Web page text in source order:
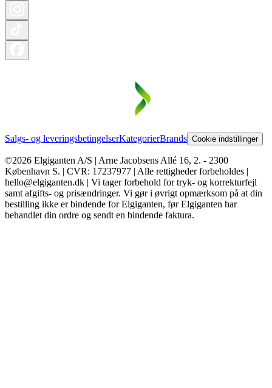
Salgs- og leveringsbetingelserKategorierBrands Cookie indstillinger
©2026 Elgiganten A/S | Arne Jacobsens Allé 16, 2. - 2300
København S. | CVR: 17237977 | Alle rettigheder forbeholdes |
hello@elgiganten.dk | Vi tager forbehold for tryk- og korrekturfejl
samt afgifts- og prisændringer. Vi gør i øvrigt opmærksom på at din
bestilling ikke er bindende for Elgiganten, før Elgiganten har
behandlet din ordre og sendt en bindende faktura.